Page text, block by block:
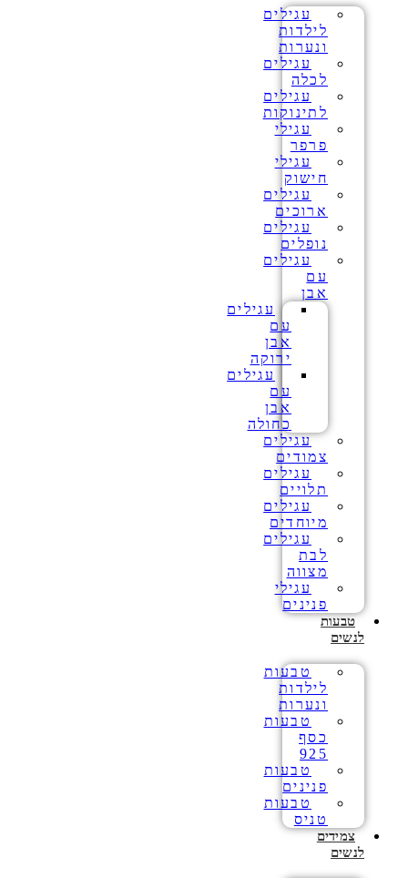
עגילים
לילדות
ונערות
עגילים
לכלה
עגילים
לתינוקות
עגילי
פרפר
עגילי
חישוק
עגילים
ארוכים
עגילים
נופלים
עגילים
עם
אבן
עגילים
עם
אבן
ירוקה
עגילים
עם
אבן
כחולה
עגילים
צמודים
עגילים
תלויים
עגילים
מיוחדים
עגילים
לבת
מצווה
עגילי
פנינים
טבעות
לנשים
טבעות
לילדות
ונערות
טבעות
כסף
925
טבעות
פנינים
טבעות
טניס
צמידים
לנשים